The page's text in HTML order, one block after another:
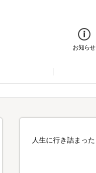
お知らせ
人生に行き詰まっ